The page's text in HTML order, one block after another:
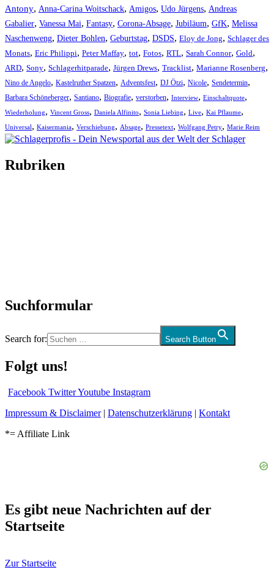
Antony, Anna-Carina Woitschack, Amigos, Udo Jürgens, Andreas
Gabalier, Vanessa Mai, Fantasy, Corona-Absage, Jubiläum, GfK, Melissa
Naschenweng, Dieter Bohlen, Geburtstag, DSDS, Eloy de Jong, Schlager des
Monats, Eric Philippi, Peter Maffay, tot, Fotos, RTL, Sarah Connor, Gold,
ARD, Sony, Schlagerhitparade, Jürgen Drews, Tracklist, Marianne Rosenberg,
Nino de Angelo, Kastelruther Spatzen, Adventsfest, DJ Ötzi, Nicole, Sendetermin,
Barbara Schöneberger, Santiano, Biografie, verstorben, Interview, Einschaltquote,
Wiederholung, Vincent Gross, Daniela Alfinito, Sonia Liebing, Live, Kai Pflaume,
Universal, Kaisermania, Verschiebung, Absage, Pressetext, Wolfgang Petry, Marie Reim
Rubriken
Suchformular
Search for: Search Button
Folgt uns!
Facebook TwitterYoutube Instagram
Impressum & Disclaimer| Datenschutzerklärung | Kontakt
*= Affiliate Link
Es gibt neue Nachrichten auf der
Startseite
Zur Startseite